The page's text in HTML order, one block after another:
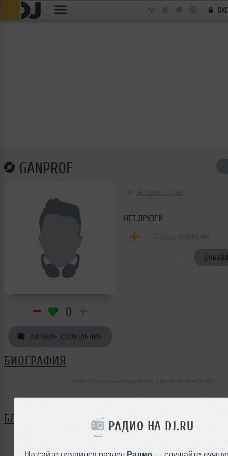
РАДИО НА DJ.RU
На сайте появился раздел Радио — слушайте
GANPROF
0
ЛИЧНОЕ СООБЩЕНИЕ
НЕТ ДРУЗЕЙ
БИОГРАФИЯ
БЛОГ